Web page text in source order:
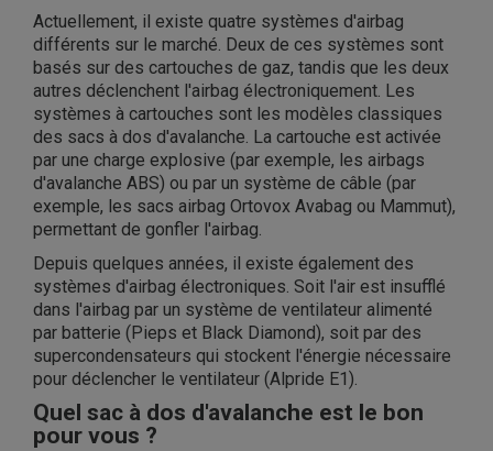
Actuellement, il existe quatre systèmes d'airbag
différents sur le marché. Deux de ces systèmes sont
basés sur des cartouches de gaz, tandis que les deux
autres déclenchent l'airbag électroniquement. Les
systèmes à cartouches sont les modèles classiques
des sacs à dos d'avalanche. La cartouche est activée
par une charge explosive (par exemple, les airbags
d'avalanche ABS) ou par un système de câble (par
exemple, les sacs airbag Ortovox Avabag ou Mammut),
permettant de gonfler l'airbag.
Depuis quelques années, il existe également des
systèmes d'airbag électroniques. Soit l'air est insufflé
dans l'airbag par un système de ventilateur alimenté
par batterie (Pieps et Black Diamond), soit par des
supercondensateurs qui stockent l'énergie nécessaire
pour déclencher le ventilateur (Alpride E1).
Quel sac à dos d'avalanche est le bon
pour vous ?